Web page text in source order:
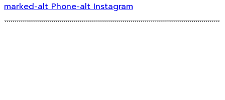
marked-alt Phone-alt Instagram